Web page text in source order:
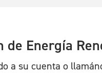
de Energía
a su cuenta o